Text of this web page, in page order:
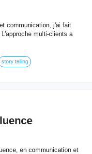
communication, j'ai fait
multi-clients a
story telling
en communication et